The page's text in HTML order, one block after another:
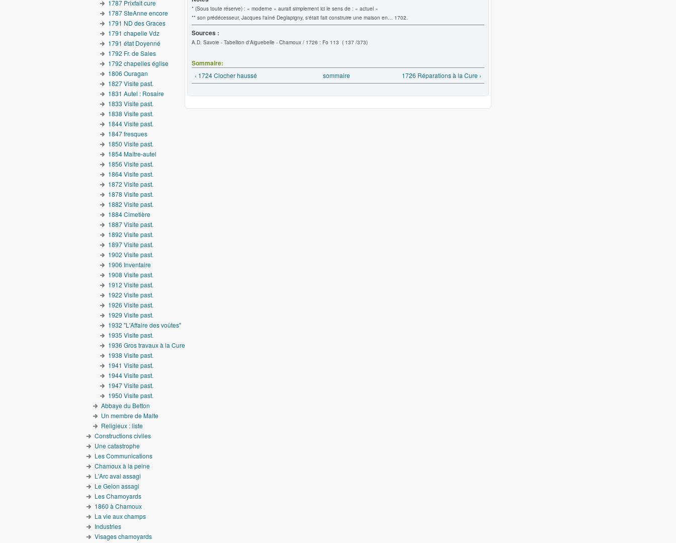
* (Sous toute réserve) : « moderne » aurait simplement ici le sens de : « actuel »
** son prédécesseur, Jacques l'aîné Deglapigny, s'était fait construire une maison en… 1702.
Sources :
A.D. Savoie - Tabellion d'Aiguebelle - Chamoux / 1726 : Fo 113 ( 137 /373)
Sommaire:
‹ 1724 Clocher haussé sommaire 1726 Réparations à la Cure ›
1787 Prixfait cure
1787 SteAnne encore
1791 ND des Graces
1791 chapelle Vdz
1791 état Doyenné
1792 Fr. de Sales
1792 chapelles église
1806 Ouragan
1827 Visite past.
1831 Autel : Rosaire
1833 Visite past.
1838 Visite past.
1844 Visite past.
1847 fresques
1850 Visite past.
1854 Maître-autel
1856 Visite past.
1864 Visite past.
1872 Visite past.
1878 Visite past.
1882 Visite past.
1884 Cimetière
1887 Visite past.
1892 Visite past.
1897 Visite past.
1902 Visite past.
1906 Inventaire
1908 Visite past.
1912 Visite past.
1922 Visite past.
1926 Visite past.
1929 Visite past.
1932 "L'Affaire des voûtes"
1935 Visite past.
1936 Gros travaux à la Cure
1938 Visite past.
1941 Visite past.
1944 Visite past.
1947 Visite past.
1950 Visite past.
Abbaye du Betton
Un membre de Malte
Religieux : liste
Constructions civiles
Une catastrophe
Les Communications
Chamoux à la peine
L'Arc aval assagi
Le Gelon assagi
Les Chamoyards
1860 à Chamoux
La vie aux champs
Industries
Visages chamoyards